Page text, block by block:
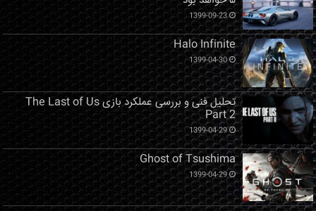
1399-09-23
Halo Infinite
1399-04-30
تحلیل فنی و بررسی عملکرد بازی The Last of Us
Part 2
1399-04-29
Ghost of Tsushima
1399-04-29